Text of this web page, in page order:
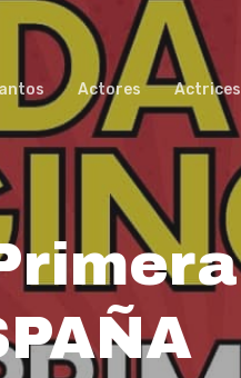
Actores Actrices